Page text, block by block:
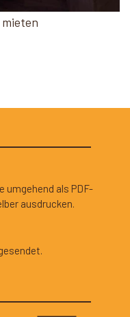
umgehend als PDF-
ausdrucken.